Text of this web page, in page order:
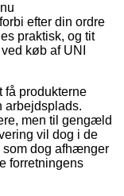
efter din ordre
praktisk, og tit
køb af UNI
få produkterne
arbejdsplads.
men til gengæld
vil dog i de
dog afhænger
forretningens